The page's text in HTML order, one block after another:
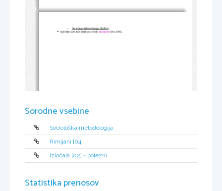
-
ženskega telovadnega društva

Splošno žensko društvo je bilo ukinjeno leta 1945.
Sorodne vsebine
Sociološka metodologija
Rimljani [04]
Izločala [02] - bolezni
Statistika prenosov